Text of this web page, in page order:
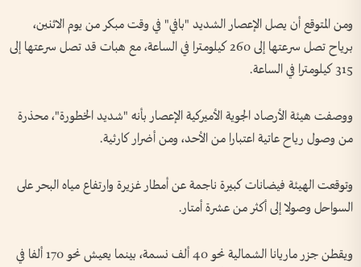
ومن المتوقع أن يصل الإعصار الشديد "بافي" في وقت مبكر من يوم الاثنين،
برياح تصل سرعتها إلى 260 كيلومترا في الساعة، مع هبات قد تصل سرعتها إلى
315 كيلومترا في الساعة.
ووصفت هيئة الأرصاد الجوية الأميركية الإعصار بأنه "شديد الخطورة"، محذرة
من وصول رياح عاتية اعتبارا من الأحد، ومن أضرار كارثية.
وتوقعت الهيئة فيضانات كبيرة ناجمة عن أمطار غزيرة وارتفاع مياه البحر على
السواحل وصولا إلى أكثر من عشرة أمتار.
ويقطن جزر ماريانا الشمالية نحو 40 ألف نسمة، بينما يعيش نحو 170 ألفا في